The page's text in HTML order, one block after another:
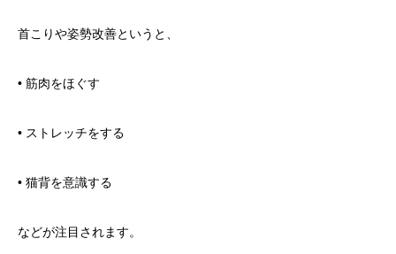
首こりや姿勢改善というと、
• 筋肉をほぐす
• ストレッチをする
• 猫背を意識する
などが注目されます。